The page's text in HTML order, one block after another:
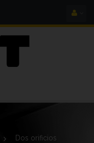
> Dos orificios